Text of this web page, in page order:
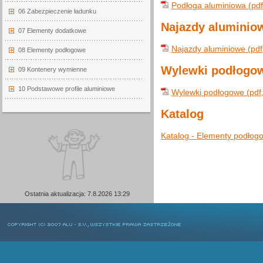
Ostatnia aktualizacja: 7.8.2026 13:29
06 Zabezpieczenie ładunku
07 Elementy dodatkowe
08 Elementy podłogowe
09 Kontenery wymienne
10 Podstawowe profile aluminiowe
Podłoga aluminiowa
Najazdy
Najazdy aluminiowe
Wylewki
Wylewki podłogowe
Katalog
Katalog - Elementy
COPYRIGHT © 2007 ALU-SV, WSZYSTKIE PRAWA ZASTRZEŻONE